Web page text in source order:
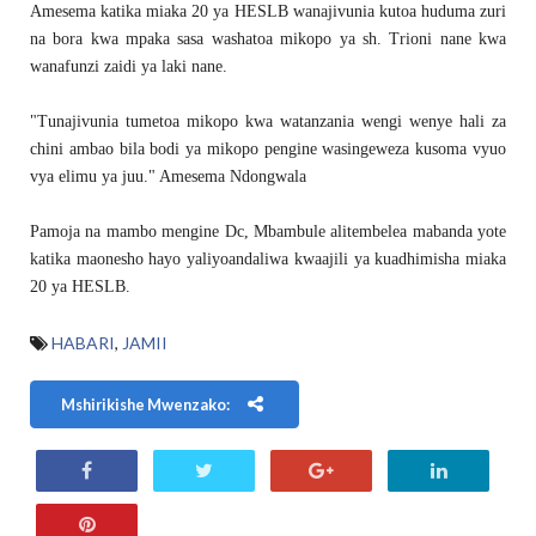
Amesema katika miaka 20 ya HESLB wanajivunia kutoa huduma zuri
na bora kwa mpaka sasa washatoa mikopo ya sh. Trioni nane kwa
wanafunzi zaidi ya laki nane.
"Tunajivunia tumetoa mikopo kwa watanzania wengi wenye hali za
chini ambao bila bodi ya mikopo pengine wasingeweza kusoma vyuo
vya elimu ya juu." Amesema Ndongwala
Pamoja na mambo mengine Dc, Mbambule alitembelea mabanda yote
katika maonesho hayo yaliyoandaliwa kwaajili ya kuadhimisha miaka
20 ya HESLB.
HABARI, JAMII
Mshirikishe Mwenzako: